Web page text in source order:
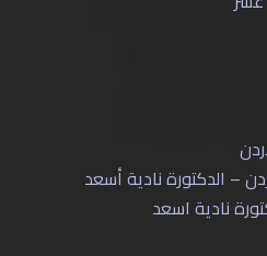
– الدكتورة نادية أسعد
نادية اسعد